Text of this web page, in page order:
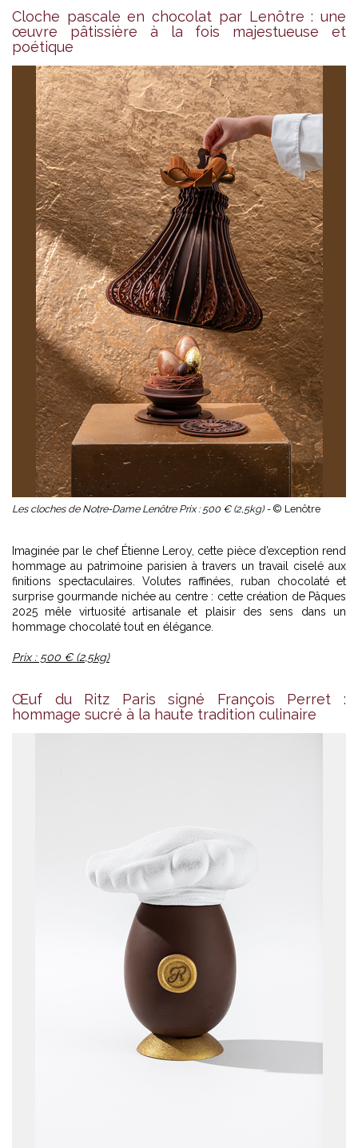
Cloche pascale en chocolat par Lenôtre : une
œuvre pâtissière à la fois majestueuse et
poétique
Les cloches de Notre-Dame Lenôtre Prix : 500 € (2,5kg) - © Lenôtre
Imaginée par le chef Étienne Leroy, cette pièce d’exception rend
hommage au patrimoine parisien à travers un travail ciselé aux
finitions spectaculaires. Volutes raffinées, ruban chocolaté et
surprise gourmande nichée au centre : cette création de Pâques
2025 mêle virtuosité artisanale et plaisir des sens dans un
hommage chocolaté tout en élégance.
Prix : 500 € (2,5kg)
Œuf du Ritz Paris signé François Perret :
hommage sucré à la haute tradition culinaire